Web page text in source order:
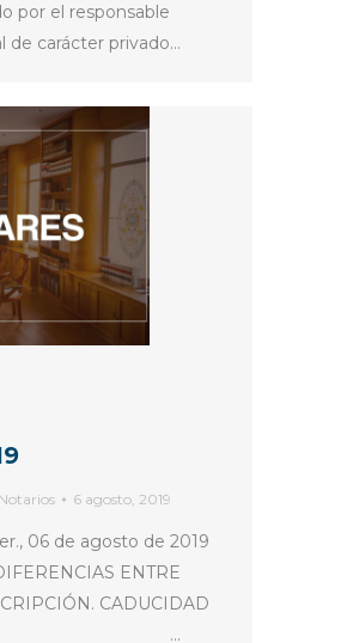
por el responsable
de carácter privado…
6 agosto, 2019
06 de agosto de 2019
ENTRE
CADUCIDAD